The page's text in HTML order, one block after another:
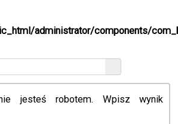
administrator/components/
jesteś robotem. Wpisz wynik